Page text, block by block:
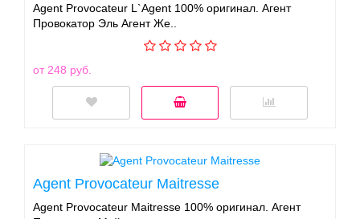
Agent Provocateur L`Agent 100% оригинал. Агент
Провокатор Эль Агент Же..
от 248 руб.
Agent Provocateur Maitresse
Agent Provocateur Maitresse 100% оригинал. Агент